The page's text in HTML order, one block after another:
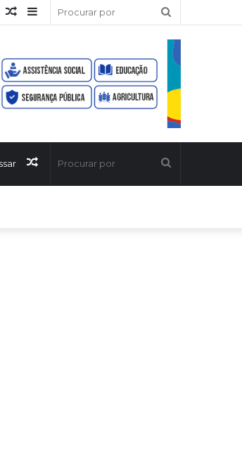
por
Barra
Artigo
Artigo